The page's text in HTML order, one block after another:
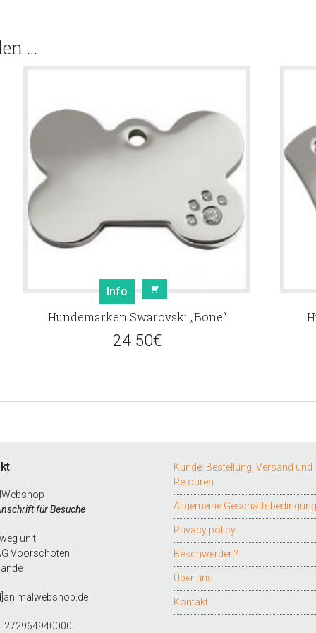
…
Info
Hundemarken Swarovski „Bone“
24.50€
für Besuche
unit i
Voorschoten
272964940000
Kunde: Bestellung, Versand und
Retouren
Allgemeine
Privacy policy
Beschwerden?
Über uns
Kontakt